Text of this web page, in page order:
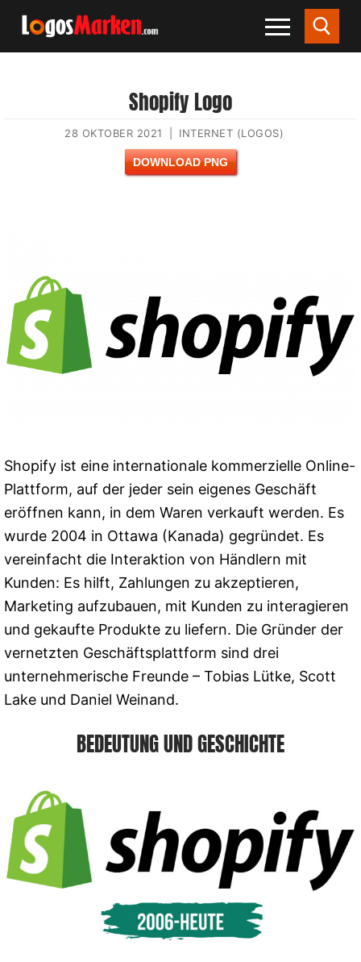
Shopify Logo
28 OKTOBER 2021 INTERNET (LOGOS)
DOWNLOAD PNG
Shopify ist eine internationale kommerzielle Online-
Plattform, auf der jeder sein eigenes Geschäft
eröffnen kann, in dem Waren verkauft werden. Es
wurde 2004 in Ottawa (Kanada) gegründet. Es
vereinfacht die Interaktion von Händlern mit
Kunden: Es hilft, Zahlungen zu akzeptieren,
Marketing aufzubauen, mit Kunden zu interagieren
und gekaufte Produkte zu liefern. Die Gründer der
vernetzten Geschäftsplattform sind drei
unternehmerische Freunde – Tobias Lütke, Scott
Lake und Daniel Weinand.
BEDEUTUNG UND GESCHICHTE